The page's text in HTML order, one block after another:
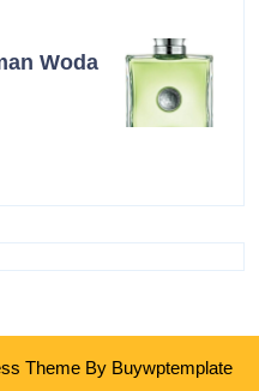
Woda
Theme By Buywptemplate